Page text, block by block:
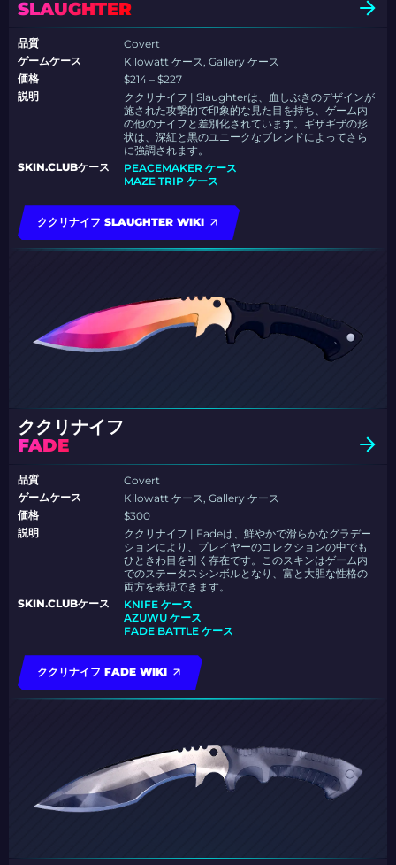
SLAUGHTER
品質
Covert
ゲームケース
Kilowatt ケース, Gallery ケース
価格
$214 – $227
説明
ククリナイフ | Slaughterは、血しぶきのデザインが
施された攻撃的で印象的な見た目を持ち、ゲーム内
の他のナイフと差別化されています。ギザギザの形
状は、深紅と黒のユニークなブレンドによってさら
に強調されます。
SKIN.CLUBケース
PEACEMAKER ケース
MAZE TRIP ケース
ククリナイフ SLAUGHTER WIKI
ククリナイフ
FADE
品質
Covert
ゲームケース
Kilowatt ケース, Gallery ケース
価格
$300
説明
ククリナイフ | Fadeは、鮮やかで滑らかなグラデー
ションにより、プレイヤーのコレクションの中でも
ひときわ目を引く存在です。このスキンはゲーム内
でのステータスシンボルとなり、富と大胆な性格の
両方を表現できます。
SKIN.CLUBケース
KNIFE ケース
AZUWU ケース
FADE BATTLE ケース
ククリナイフ FADE WIKI